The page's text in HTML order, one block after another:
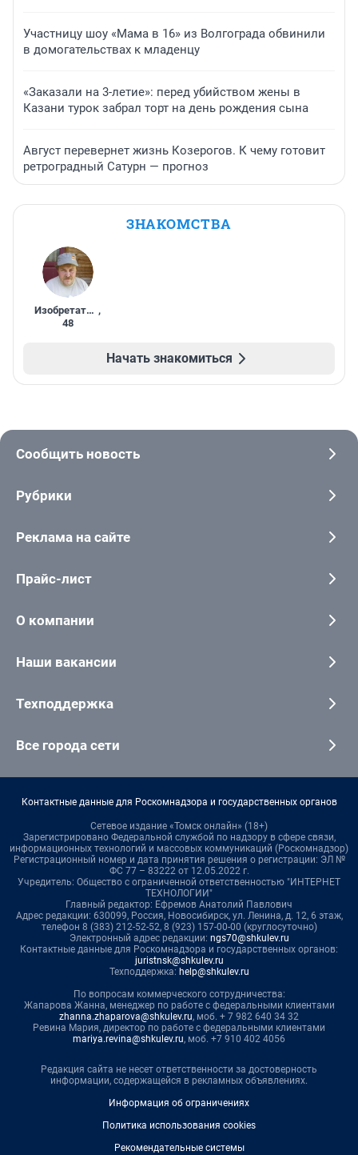
Участницу шоу «Мама в 16» из Волгограда обвинили
в домогательствах к младенцу
«Заказали на 3-летие»: перед убийством жены в
Казани турок забрал торт на день рождения сына
Август перевернет жизнь Козерогов. К чему готовит
ретроградный Сатурн — прогноз
ЗНАКОМСТВА
Изобретатель ,
48
Начать знакомиться
Сообщить новость
Рубрики
Реклама на сайте
Прайс-лист
О компании
Наши вакансии
Техподдержка
Все города сети
Контактные данные для Роскомнадзора и государственных органов
Сетевое издание «Томск онлайн» (18+)
Зарегистрировано Федеральной службой по надзору в сфере связи,
информационных технологий и массовых коммуникаций (Роскомнадзор)
Регистрационный номер и дата принятия решения о регистрации: ЭЛ №
ФС 77 – 83222 от 12.05.2022 г.
Учредитель: Общество с ограниченной ответственностью "ИНТЕРНЕТ
ТЕХНОЛОГИИ"
Главный редактор: Ефремов Анатолий Павлович
Адрес редакции: 630099, Россия, Новосибирск, ул. Ленина, д. 12, 6 этаж,
телефон 8 (383) 212-52-52, 8 (923) 157-00-00 (круглосуточно)
Электронный адрес редакции: ngs70@shkulev.ru
Контактные данные для Роскомнадзора и государственных органов:
juristnsk@shkulev.ru
Техподдержка: help@shkulev.ru
По вопросам коммерческого сотрудничества:
Жапарова Жанна, менеджер по работе с федеральными клиентами
zhanna.zhaparova@shkulev.ru, моб. + 7 982 640 34 32
Ревина Мария, директор по работе с федеральными клиентами
mariya.revina@shkulev.ru, моб. +7 910 402 4056
Редакция сайта не несет ответственности за достоверность
информации, содержащейся в рекламных объявлениях.
Информация об ограничениях
Политика использования cookies
Рекомендательные системы